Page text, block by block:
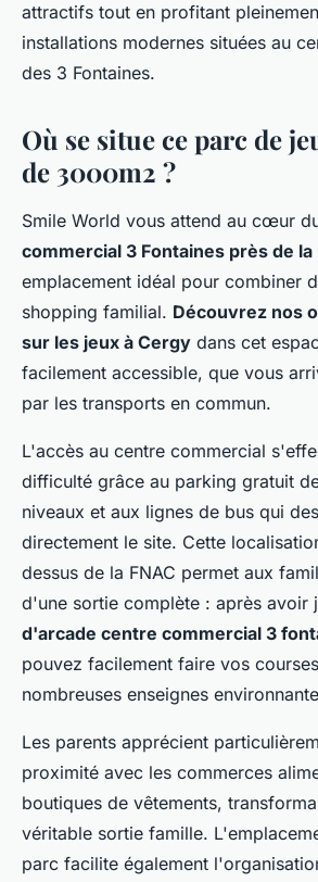
attractifs tout en profitant
installations modernes situées au
des 3 Fontaines.
Où se situe ce parc de
de 3000m2 ?
Smile World vous attend au cœur
commercial 3 Fontaines près de la
emplacement idéal pour combiner
shopping familial. Découvrez nos
sur les jeux à Cergy dans cet
facilement accessible, que vous
par les transports en commun.
L'accès au centre commercial
difficulté grâce au parking gratuit
niveaux et aux lignes de bus qui
directement le site. Cette
dessus de la FNAC permet aux
d'une sortie complète : après avoir
d'arcade centre commercial 3
pouvez facilement faire vos
nombreuses enseignes
Les parents apprécient
proximité avec les commerces
boutiques de vêtements,
véritable sortie famille.
parc facilite également